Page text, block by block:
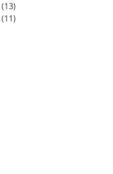
(13)
(11)